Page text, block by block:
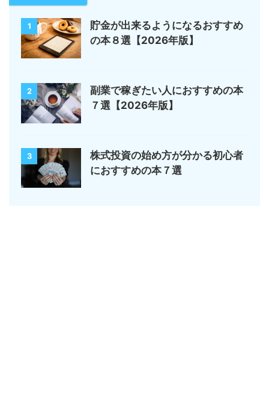
1
貯金が出来るようになるおすすめ
の本８選【2026年版】
2
副業で稼ぎたい人におすすめの本
７選【2026年版】
3
株式投資の始め方が分かる初心者
におすすめの本７選